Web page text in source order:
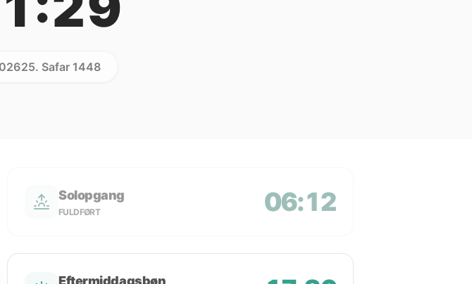
25. Safar 1448
Solopgang
FULDFØRT 06:12
Eftermiddagsbøn